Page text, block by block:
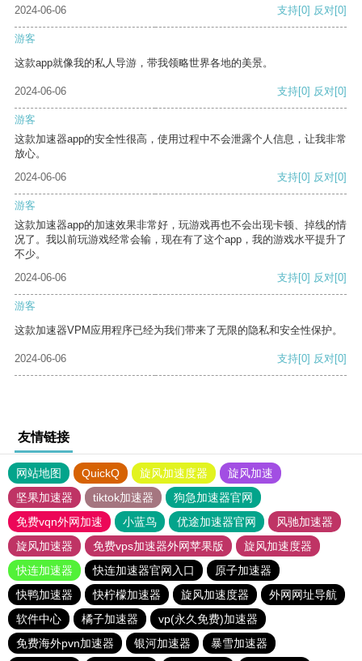
2024-06-06
支持[0] 反对[0]
游客
这款app就像我的私人导游，带我领略世界各地的美景。
2024-06-06 支持[0] 反对[0]
游客
这款加速器app的安全性很高，使用过程中不会泄露个人信息，让我非常
放心。
2024-06-06
支持[0] 反对[0]
游客
这款加速器app的加速效果非常好，玩游戏再也不会出现卡顿、掉线的情
况了。我以前玩游戏经常会输，现在有了这个app，我的游戏水平提升了
不少。
2024-06-06
支持[0] 反对[0]
游客
这款加速器VPM应用程序已经为我们带来了无限的隐私和安全性保护。
2024-06-06 支持[0] 反对[0]
友情链接
网站地图 QuickQ 旋风加速度器
旋风加速
坚果加速器
tiktok加速器
狗急加速器官网
免费vqn外网加速
小蓝鸟 优途加速器官网
风驰加速器
旋风加速器
免费vps加速器外网苹果版
旋风加速度器
快连加速器
快连加速器官网入口
原子加速器
快鸭加速器
快柠檬加速器 旋风加速度器
外网网址导航
软件中心
橘子加速器
vp(永久免费)加速器
免费海外pvn加速器
银河加速器 暴雪加速器